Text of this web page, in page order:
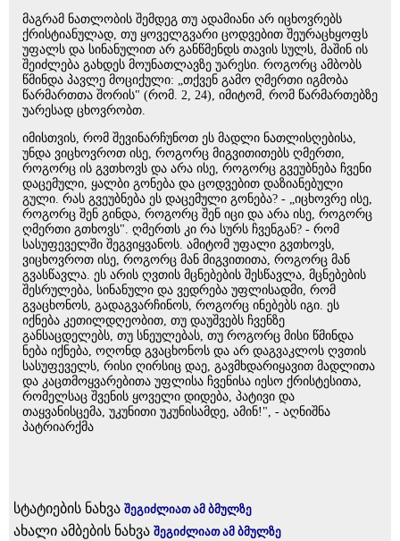
მაგრამ ნათლობის შემდეგ თუ ადამიანი არ იცხოვრებს
ქრისტიანულად, თუ ყოველგვარი ცოდვებით შეურაცხყოფს
უფალს და სინანულით არ განწმენდს თავის სულს, მაშინ ის
შეიძლება გახდეს მოუნათლავზე უარესი. როგორც ამბობს
წმინდა პავლე მოციქული: „თქვენ გამო ღმერთი იგმობა
წარმართთა შორის" (რომ. 2, 24), იმიტომ, რომ წარმართებზე
უარესად ცხოვრობთ.
იმისთვის, რომ შევინარჩუნოთ ეს მადლი ნათლისღებისა,
უნდა ვიცხოვროთ ისე, როგორც მიგვითითებს ღმერთი,
როგორც ის გვთხოვს და არა ისე, როგორც გვეუბნება ჩვენი
დაცემული, ყალბი გონება და ცოდვებით დაზიანებული
გული. რას გვეუბნება ეს დაცემული გონება? - „იცხოვრე ისე,
როგორც შენ გინდა, როგორც შენ იცი და არა ისე, როგორც
ღმერთი გთხოვს". ღმერთს კი რა სურს ჩვენგან? - რომ
სასუფეველში შეგვიყვანოს. ამიტომ უფალი გვთხოვს,
ვიცხოვროთ ისე, როგორც მან მიგვითითა, როგორც მან
გვასწავლა. ეს არის ღვთის მცნებების შესწავლა, მცნებების
შესრულება, სინანული და ვედრება უფლისადმი, რომ
გვაცხონოს, გადაგვარჩინოს, როგორც ინებებს იგი. ეს
იქნება კეთილდღეობით, თუ დაუშვებს ჩვენზე
განსაცდელებს, თუ სნეულებას, თუ როგორც მისი წმინდა
ნება იქნება, ოღონდ გვაცხონოს და არ დაგვაკლოს ღვთის
სასუფეველს, რისი ღირსიც დაე, გავმხდარიყავით მადლითა
და კაცთმოყვარებითა უფლისა ჩვენისა იესო ქრისტესითა,
რომელსაც შვენის ყოველი დიდება, პატივი და
თაყვანისცემა, უკუნითი უკუნისამდე, ამინ!", - აღნიშნა
პატრიარქმა
სტატიების ნახვა შეგიძლიათ ამ ბმულზე
ახალი ამბების ნახვა შეგიძლიათ ამ ბმულზე